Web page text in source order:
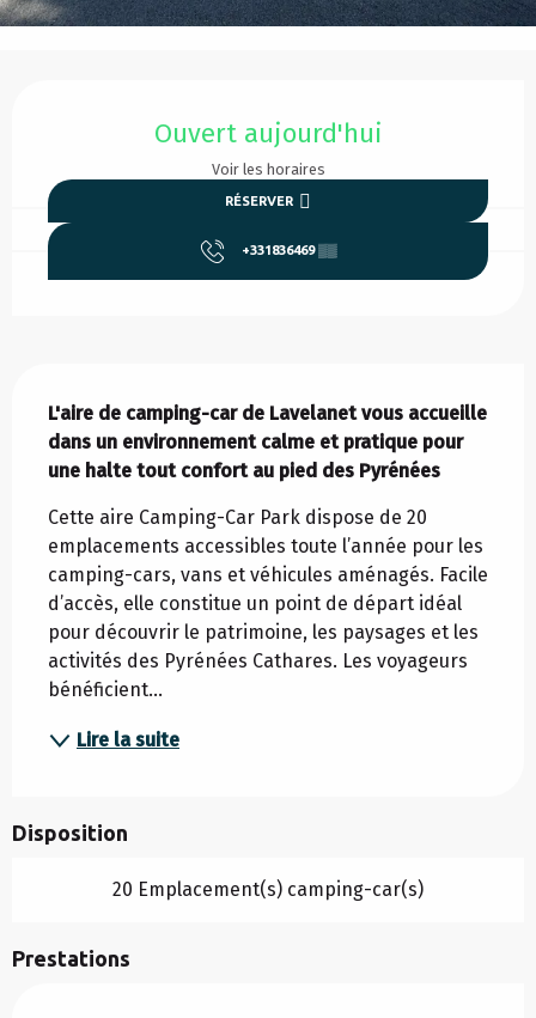
Ouvert aujourd'hui
Voir les horaires
RÉSERVER
+331836469 ▒▒
L'aire de camping-car de Lavelanet vous accueille
dans un environnement calme et pratique pour
une halte tout confort au pied des Pyrénées
Cette aire Camping-Car Park dispose de 20
emplacements accessibles toute l’année pour les
camping-cars, vans et véhicules aménagés. Facile
d’accès, elle constitue un point de départ idéal
pour découvrir le patrimoine, les paysages et les
activités des Pyrénées Cathares. Les voyageurs
bénéficient...
Lire la suite
Disposition
20 Emplacement(s) camping-car(s)
Prestations